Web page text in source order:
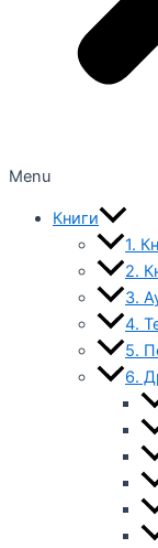
Menu
Книги
1.
2.
3.
4.
5.
6.